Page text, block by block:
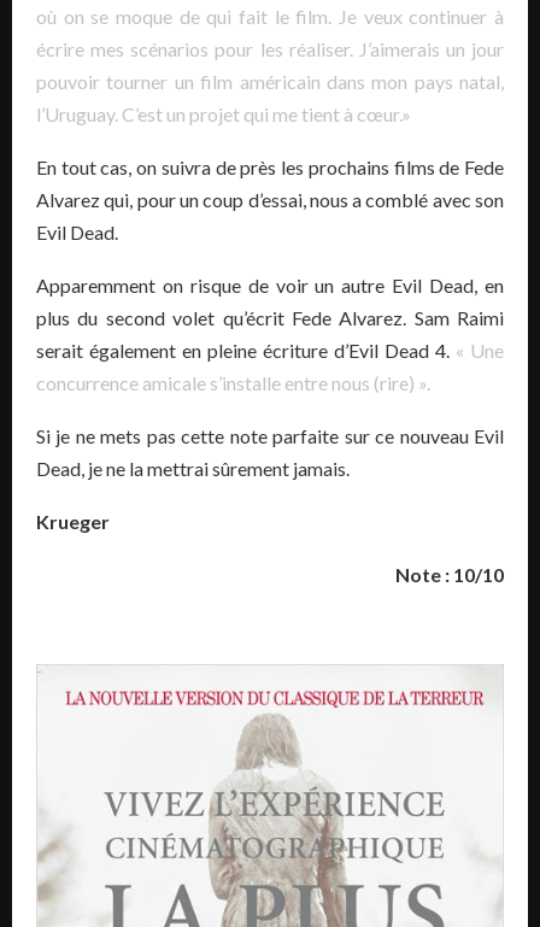
où on se moque de qui fait le film. Je veux continuer à
écrire mes scénarios pour les réaliser. J’aimerais un jour
pouvoir tourner un film américain dans mon pays natal,
l’Uruguay. C’est un projet qui me tient à cœur.»
En tout cas, on suivra de près les prochains films de Fede
Alvarez qui, pour un coup d’essai, nous a comblé avec son
Evil Dead.
Apparemment on risque de voir un autre Evil Dead, en
plus du second volet qu’écrit Fede Alvarez. Sam Raimi
serait également en pleine écriture d’Evil Dead 4. « Une
concurrence amicale s’installe entre nous (rire) ».
Si je ne mets pas cette note parfaite sur ce nouveau Evil
Dead, je ne la mettrai sûrement jamais.
Krueger
Note : 10/10